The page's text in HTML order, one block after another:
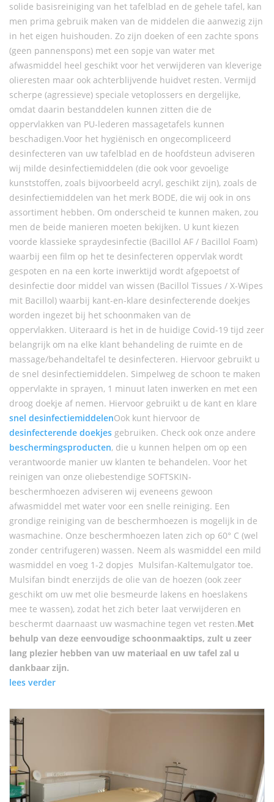
solide basisreiniging van het tafelblad en de gehele tafel, kan
men prima gebruik maken van de middelen die aanwezig zijn
in het eigen huishouden. Zo zijn doeken of een zachte spons
(geen pannenspons) met een sopje van water met
afwasmiddel heel geschikt voor het verwijderen van kleverige
olieresten maar ook achterblijvende huidvet resten. Vermijd
scherpe (agressieve) speciale vetoplossers en dergelijke,
omdat daarin bestanddelen kunnen zitten die de
oppervlakken van PU-lederen massagetafels kunnen
beschadigen.Voor het hygiënisch en ongecompliceerd
desinfecteren van uw tafelblad en de hoofdsteun adviseren
wij milde desinfectiemiddelen (die ook voor gevoelige
kunststoffen, zoals bijvoorbeeld acryl, geschikt zijn), zoals de
desinfectiemiddelen van het merk BODE, die wij ook in ons
assortiment hebben. Om onderscheid te kunnen maken, zou
men de beide manieren moeten bekijken. U kunt kiezen
voorde klassieke spraydesinfectie (Bacillol AF / Bacillol Foam)
waarbij een film op het te desinfecteren oppervlak wordt
gespoten en na een korte inwerktijd wordt afgepoetst of
desinfectie door middel van wissen (Bacillol Tissues / X-Wipes
mit Bacillol) waarbij kant-en-klare desinfecterende doekjes
worden ingezet bij het schoonmaken van de
oppervlakken. Uiteraard is het in de huidige Covid-19 tijd zeer
belangrijk om na elke klant behandeling de ruimte en de
massage/behandeltafel te desinfecteren. Hiervoor gebruikt u
de snel desinfectiemiddelen. Simpelweg de schoon te maken
oppervlakte in sprayen, 1 minuut laten inwerken en met een
droog doekje af nemen. Hiervoor gebruikt u de kant en klare
snel desinfectiemiddelenOok kunt hiervoor de
desinfecterende doekjes gebruiken. Check ook onze andere
beschermingsproducten, die u kunnen helpen om op een
verantwoorde manier uw klanten te behandelen. Voor het
reinigen van onze oliebestendige SOFTSKIN-
beschermhoezen adviseren wij eveneens gewoon
afwasmiddel met water voor een snelle reiniging. Een
grondige reiniging van de beschermhoezen is mogelijk in de
wasmachine. Onze beschermhoezen laten zich op 60° C (wel
zonder centrifugeren) wassen. Neem als wasmiddel een mild
wasmiddel en voeg 1-2 dopjes Mulsifan-Kaltemulgator toe.
Mulsifan bindt enerzijds de olie van de hoezen (ook zeer
geschikt om uw met olie besmeurde lakens en hoeslakens
mee te wassen), zodat het zich beter laat verwijderen en
beschermt daarnaast uw wasmachine tegen vet resten.Met
behulp van deze eenvoudige schoonmaaktips, zult u zeer
lang plezier hebben van uw materiaal en uw tafel zal u
dankbaar zijn.
lees verder